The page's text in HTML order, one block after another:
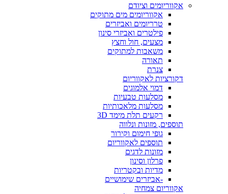
אקווריומים וציודם
אקווריומים מים מתוקים
טרריומים ואביזרים
פילטרים ואביזרי סינון
מצעים, חול וחצץ
משאבות למתוקים
תאורה
צנרת
דקורציות לאקווריום
דמוי אלמוגים
מסלעות טבעיות
מסלעות מלאכותיות
רקעים תלת מימד 3D
תוספים, מזונות ונלווה
גופי חימום וקירור
תוספים לאקווריום
מזונות לדגים
פרלון וסינון
מדיות ובקטריות
-אביזרים שימושיים
אקווריום צמחיה